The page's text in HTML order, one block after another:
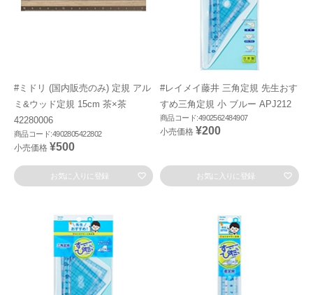
#ミドリ (国内販売のみ) 定規 アル
ミ&ウッド定規 15cm 茶×茶
42280006
商品コード:4902805422802
小売価格 ¥500
お気に入りに登録
#レイメイ藤井 三角定規 先生おす
すめ三角定規 小 ブルー APJ212
商品コード:4902562484907
小売価格 ¥200
お気に入りに登録